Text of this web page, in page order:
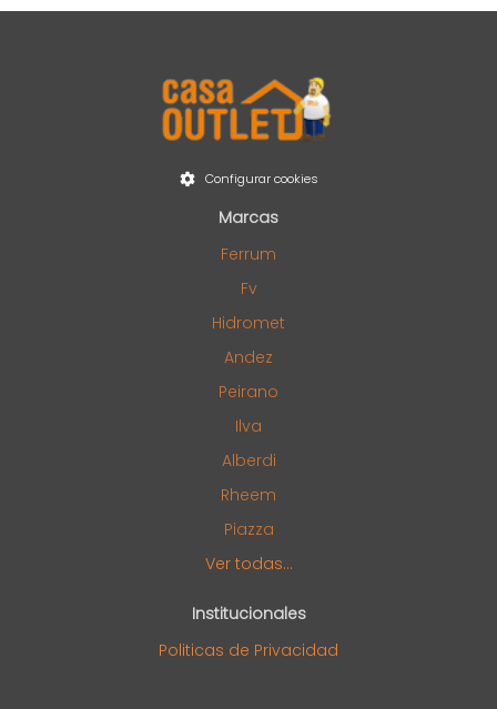
Configurar cookies
Marcas
Ferrum
Fv
Hidromet
Andez
Peirano
Ilva
Alberdi
Rheem
Piazza
Ver todas...
Institucionales
Politicas de Privacidad